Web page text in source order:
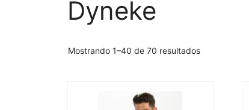
Dyneke
Mostrando 1–40 de 70 resultados